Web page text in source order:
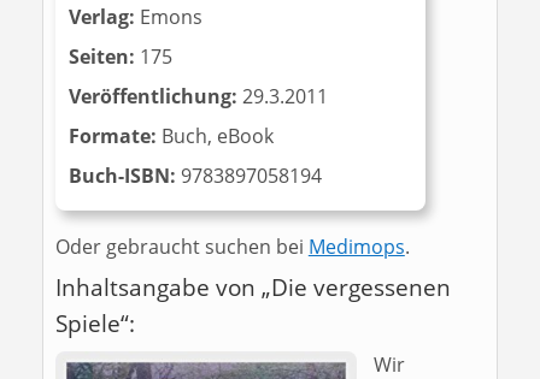
Verlag: Emons
Seiten: 175
Veröffentlichung: 29.3.2011
Formate: Buch, eBook
Buch-ISBN: ‎‎ 9783897058194
Oder gebraucht suchen bei Medimops.
Inhaltsangabe von „Die vergessenen
Spiele“:
Wir